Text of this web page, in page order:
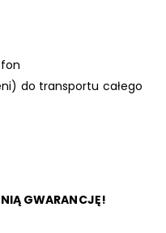
do transportu całego
GWARANCJĘ!